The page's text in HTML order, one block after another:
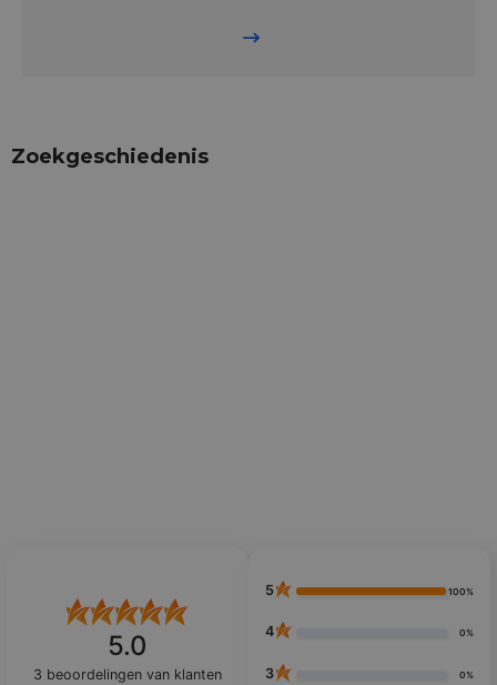
Zoekgeschiedenis
5.0
3 beoordelingen van klanten
5 100%
4 0%
3 0%